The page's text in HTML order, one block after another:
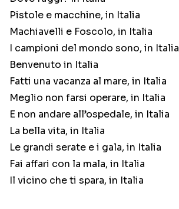
Pistole e macchine, in Italia
Machiavelli e Foscolo, in Italia
I campioni del mondo sono, in Italia
Benvenuto in Italia
Fatti una vacanza al mare, in Italia
Meglio non farsi operare, in Italia
E non andare all’ospedale, in Italia
La bella vita, in Italia
Le grandi serate e i gala, in Italia
Fai affari con la mala, in Italia
Il vicino che ti spara, in Italia